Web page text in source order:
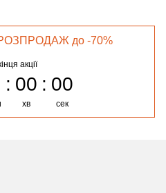
РОЗПРОДАЖ до -70%
акції
00
хв
00
сек